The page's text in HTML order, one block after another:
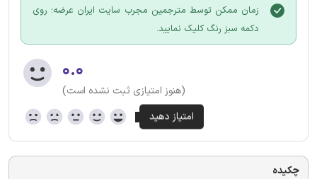
زمان ممکن توسط مترجمین مجرب سایت ایران عرضه؛ روی
دکمه سبز رنگ کلیک نمایید.
۰.۰
(هنوز امتیازی ثبت نشده است)
چکیده